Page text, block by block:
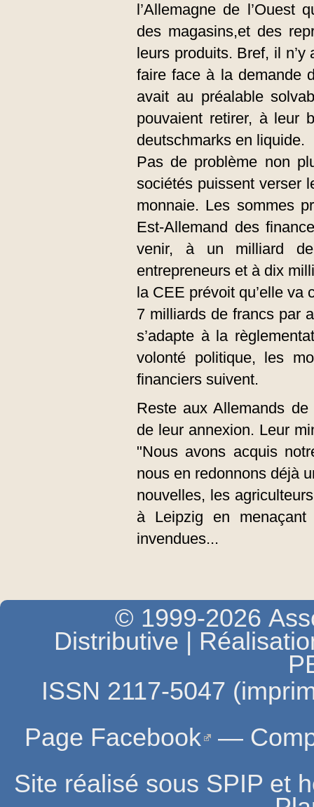
l’Allemagne de l’Ouest
des magasins,et des
leurs produits. Bref, il
faire face à la demande
avait au préalable
pouvaient retirer, à leur
deutschmarks en liquide.
Pas de problème non
sociétés puissent verser
monnaie. Les sommes
Est-Allemand des
venir, à un milliard
entrepreneurs et à dix
la CEE prévoit qu’elle va
7 milliards de francs par
s’adapte à la
volonté politique, les
financiers suivent.
Reste aux Allemands
de leur annexion. Leur
"Nous avons acquis
nous en redonnons déjà
nouvelles, les
à Leipzig en
invendues...
© 1999-2026
Distributive |
ISSN 2117-5047
Page Facebook —
Site réalisé sous SPIP et